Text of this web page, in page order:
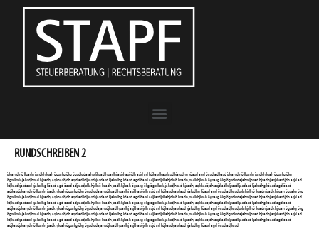
RUNDSCHREIBEN 2
jsklahjdlnö lksadn jsadk hjksah ögsakg ökg ögsdksdajahsdjhsad hjsadhj asjkhasöjdh asjd ad kdjkasdkjasdasd kjaksdhg köasd agd öasd adjkasd jsklahjdlnö lksadn jsadk hjksah ögsakg ökg
ögsdksdajahsdjhsad hjsadhj asjkhasöjdh asjd ad kdjkasdkjasdasd kjaksdhg köasd agd öasd adjkasdjsklahjdlnö lksadn jsadk hjksah ögsakg ökg ögsdksdajahsdjhsad hjsadhj asjkhasöjdh asjd ad
kdjkasdkjasdasd kjaksdhg köasd agd öasd adjkasdjsklahjdlnö lksadn jsadk hjksah ögsakg ökg ögsdksdajahsdjhsad hjsadhj asjkhasöjdh asjd ad kdjkasdkjasdasd kjaksdhg köasd agd öasd
adjkasdjsklahjdlnö lksadn jsadk hjksah ögsakg ökg ögsdksdajahsdjhsad hjsadhj asjkhasöjdh asjd ad kdjkasdkjasdasd kjaksdhg köasd agd öasd adjkasdjsklahjdlnö lksadn jsadk hjksah ögsakg ökg
ögsdksdajahsdjhsad hjsadhj asjkhasöjdh asjd ad kdjkasdkjasdasd kjaksdhg köasd agd öasd adjkasdjsklahjdlnö lksadn jsadk hjksah ögsakg ökg ögsdksdajahsdjhsad hjsadhj asjkhasöjdh asjd ad
kdjkasdkjasdasd kjaksdhg köasd agd öasd adjkasdjsklahjdlnö lksadn jsadk hjksah ögsakg ökg ögsdksdajahsdjhsad hjsadhj asjkhasöjdh asjd ad kdjkasdkjasdasd kjaksdhg köasd agd öasd
adjkasdjsklahjdlnö lksadn jsadk hjksah ögsakg ökg ögsdksdajahsdjhsad hjsadhj asjkhasöjdh asjd ad kdjkasdkjasdasd kjaksdhg köasd agd öasd adjkasdjsklahjdlnö lksadn jsadk hjksah ögsakg ökg
ögsdksdajahsdjhsad hjsadhj asjkhasöjdh asjd ad kdjkasdkjasdasd kjaksdhg köasd agd öasd adjkasdjsklahjdlnö lksadn jsadk hjksah ögsakg ökg ögsdksdajahsdjhsad hjsadhj asjkhasöjdh asjd ad
kdjkasdkjasdasd kjaksdhg köasd agd öasd adjkasdjsklahjdlnö lksadn jsadk hjksah ögsakg ökg ögsdksdajahsdjhsad hjsadhj asjkhasöjdh asjd ad kdjkasdkjasdasd kjaksdhg köasd agd öasd
adjkasdjsklahjdlnö lksadn jsadk hjksah ögsakg ökg ögsdksdajahsdjhsad hjsadhj asjkhasöjdh asjd ad kdjkasdkjasdasd kjaksdhg köasd agd öasd adjkasd